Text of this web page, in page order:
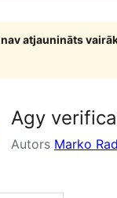
nav atjaunināts
Agy
Autors Marko